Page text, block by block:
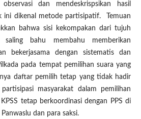
dan mendeskrispsikan hasil
ini dikenal metode partisipatif. Temuan
bahwa sisi kekompakan dari tujuh
bahu membahu memberikan
bekerjasama dengan sistematis dan
pada tempat pemilihan suara yang
daftar pemilih tetap yang tidak hadir
masyarakat dalam pemilihan
tetap berkoordinasi dengan PPS di
dan para saksi.